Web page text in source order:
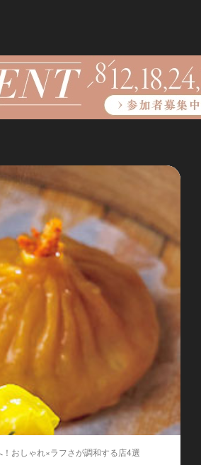
おしゃれ×ラフさが調和する店4選